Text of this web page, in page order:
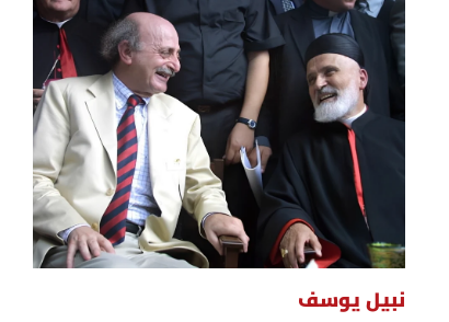
نبيل يوسف